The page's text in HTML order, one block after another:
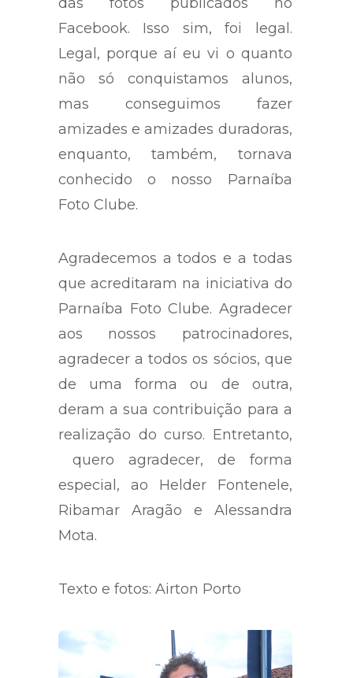
das fotos publicados no
Facebook. Isso sim, foi legal.
Legal, porque aí eu vi o quanto
não só conquistamos alunos,
mas conseguimos fazer
amizades e amizades duradoras,
enquanto, também, tornava
conhecido o nosso Parnaíba
Foto Clube.
Agradecemos a todos e a todas
que acreditaram na iniciativa do
Parnaíba Foto Clube. Agradecer
aos nossos patrocinadores,
agradecer a todos os sócios, que
de uma forma ou de outra,
deram a sua contribuição para a
realização do curso. Entretanto,
quero agradecer, de forma
especial, ao Helder Fontenele,
Ribamar Aragão e Alessandra
Mota.
Texto e fotos: Airton Porto